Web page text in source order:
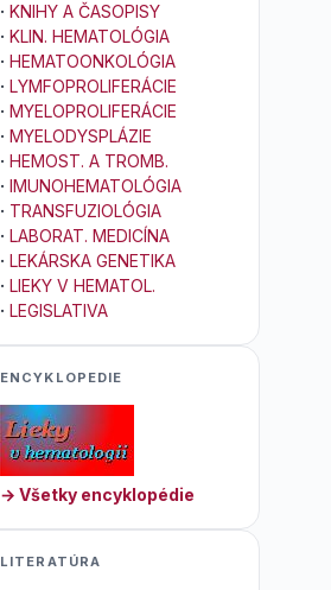
· KNIHY A ČASOPISY
· KLIN. HEMATOLÓGIA
· HEMATOONKOLÓGIA
· LYMFOPROLIFERÁCIE
· MYELOPROLIFERÁCIE
· MYELODYSPLÁZIE
· HEMOST. A TROMB.
· IMUNOHEMATOLÓGIA
· TRANSFUZIOLÓGIA
· LABORAT. MEDICÍNA
· LEKÁRSKA GENETIKA
· LIEKY V HEMATOL.
· LEGISLATIVA
ENCYKLOPEDIE
→ Všetky encyklopédie
LITERATÚRA